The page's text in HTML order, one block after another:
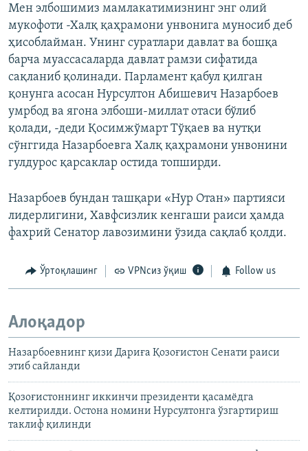
Мен элбошимиз мамлакатимизнинг энг олий
мукофоти -Халқ қаҳрамони унвонига муносиб деб
ҳисоблайман. Унинг суратлари давлат ва бошқа
барча муассасаларда давлат рамзи сифатида
сақланиб қолинади. Парламент қабул қилган
қонунга асосан Нурсултон Абишевич Назарбоев
умрбод ва ягона элбоши-миллат отаси бўлиб
қолади, -деди Қосимжўмарт Тўқаев ва нутқи
сўнггида Назарбоевга Халқ қаҳрамони унвонини
гулдурос қарсаклар остида топширди.
Назарбоев бундан ташқари «Нур Отан» партияси
лидерлигини, Хавфсизлик кенгаши раиси ҳамда
фахрий Сенатор лавозимини ўзида сақлаб қолди.
Ўртоқлашинг VPNсиз ўқиш Follow us
Алоқадор
Назарбоевнинг қизи Дариға Қозоғистон Сенати раиси
этиб сайланди
Қозоғистоннинг иккинчи президенти қасамёдга
келтирилди. Остона номини Нурсултонга ўзгартириш
таклиф қилинди